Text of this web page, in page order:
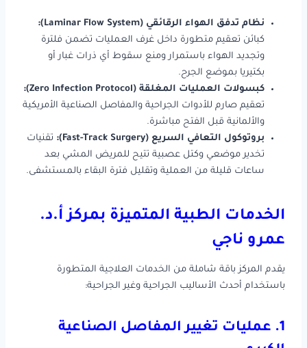
نظام تدفق الهواء الرقائقي (Laminar Flow System):
كبائن تعقيم متطورة داخل غرف العمليات تضمن فلترة
وتجديد الهواء باستمرار ومنع سقوط أي ذرات غبار أو
بكتيريا بموضع الجرح.
كبسولات العمليات المغلقة (Zero Infection Protocol):
تعقيم صارم للأدوات الجراحية والمفاصل الصناعية الأمريكية
والألمانية قبل الفتح مباشرة.
بروتوكول التعافي السريع (Fast-Track Surgery):
تقنيات
تخدير موضعي وكتل عصبية تتيح للمريض المشي بعد
ساعات قليلة من العملية وتقليل فترة البقاء بالمستشفى.
الخدمات الطبية المتميزة بمركز أ.د.
عمرو ناجي
يقدم المركز باقة شاملة من الخدمات العلاجية المتطورة
باستخدام أحدث الأساليب الجراحية وغير الجراحية:
1. عمليات تغيير المفاصل الصناعية